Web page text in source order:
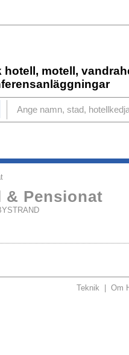
hotell, motell,
& Pensionat
Teknik Om